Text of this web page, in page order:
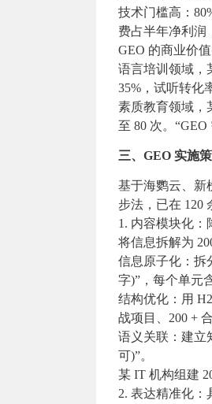
技术门槛高：
费占半年净利润
GEO 的商业价
语言培训领域，
35%，试听转化
素质教育领域，
至 80 次。
三、GEO 实施
基于海鹦云、新
步法，已在 120
1. 内容模块化
将信息拆解为
信息原子化：拆
字)”，每个单元
结构优化：用
战项目、200 +
语义关联：建立
可)”。
某 IT 机构组建
2. 表达精准化：